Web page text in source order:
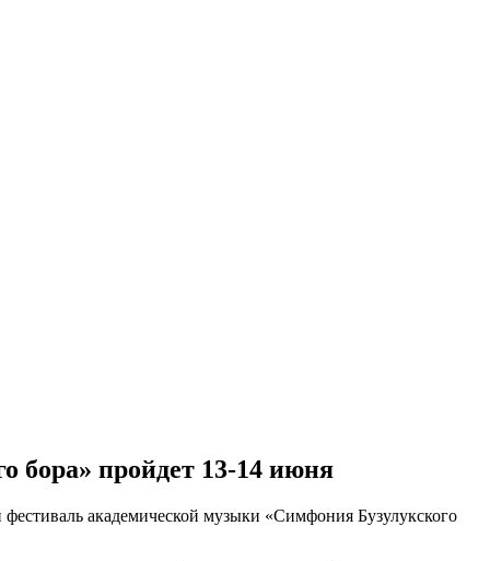
бора» пройдет 13-14 июня
академической музыки «Симфония Бузулукского